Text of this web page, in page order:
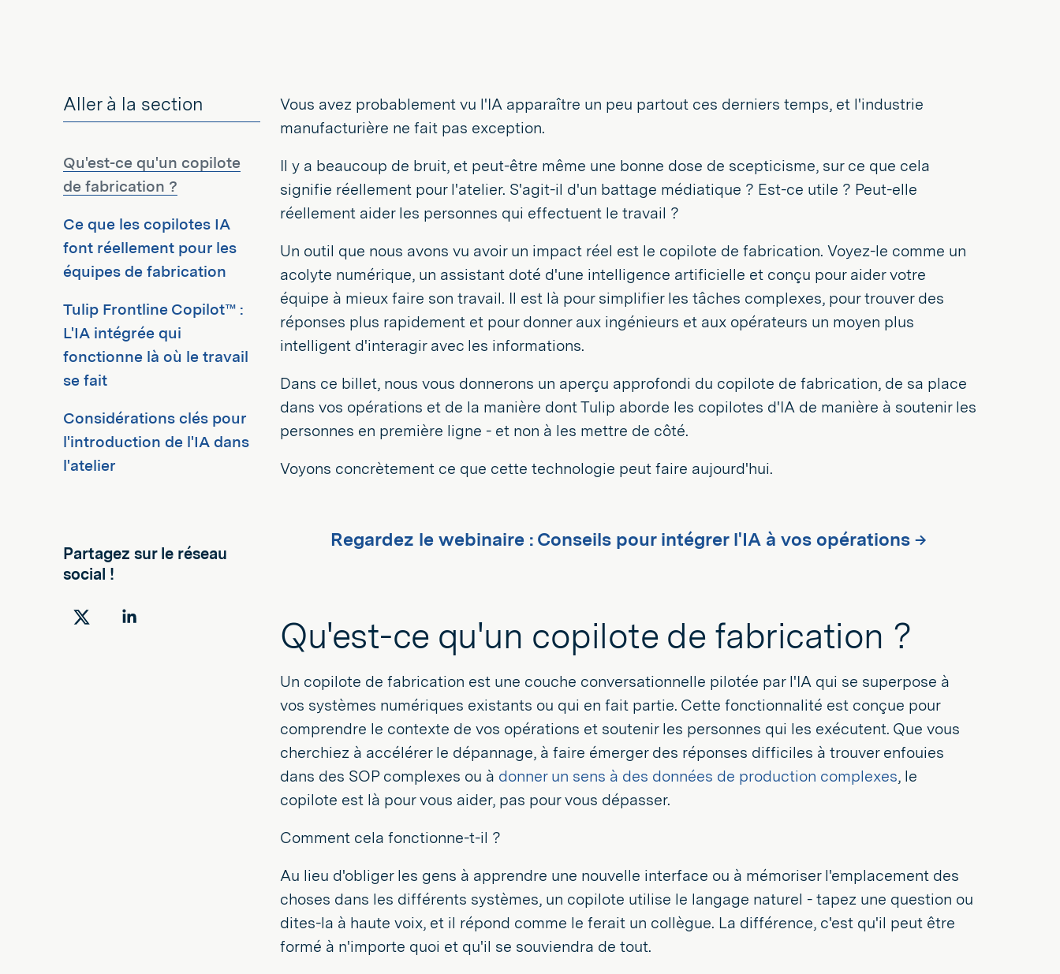
Aller à la section
Qu'est-ce qu'un copilote
de fabrication ?
Ce que les copilotes IA
font réellement pour les
équipes de fabrication
Tulip Frontline Copilot™ :
L'IA intégrée qui
fonctionne là où le travail
se fait
Considérations clés pour
l'introduction de l'IA dans
l'atelier
Partagez sur le réseau
social !
PartagerPartager
Vous avez probablement vu l'IA apparaître un peu partout ces derniers temps, et l'industrie
manufacturière ne fait pas exception.
Il y a beaucoup de bruit, et peut-être même une bonne dose de scepticisme, sur ce que cela
signifie réellement pour l'atelier. S'agit-il d'un battage médiatique ? Est-ce utile ? Peut-elle
réellement aider les personnes qui effectuent le travail ?
Un outil que nous avons vu avoir un impact réel est le copilote de fabrication. Voyez-le comme un
acolyte numérique, un assistant doté d'une intelligence artificielle et conçu pour aider votre
équipe à mieux faire son travail. Il est là pour simplifier les tâches complexes, pour trouver des
réponses plus rapidement et pour donner aux ingénieurs et aux opérateurs un moyen plus
intelligent d'interagir avec les informations.
Dans ce billet, nous vous donnerons un aperçu approfondi du copilote de fabrication, de sa place
dans vos opérations et de la manière dont Tulip aborde les copilotes d'IA de manière à soutenir les
personnes en première ligne - et non à les mettre de côté.
Voyons concrètement ce que cette technologie peut faire aujourd'hui.
Regardez le webinaire : Conseils pour intégrer l'IA à vos opérations →
Qu'est-ce qu'un copilote de fabrication ?
Un copilote de fabrication est une couche conversationnelle pilotée par l'IA qui se superpose à
vos systèmes numériques existants ou qui en fait partie. Cette fonctionnalité est conçue pour
comprendre le contexte de vos opérations et soutenir les personnes qui les exécutent. Que vous
cherchiez à accélérer le dépannage, à faire émerger des réponses difficiles à trouver enfouies
dans des SOP complexes ou à donner un sens à des données de production complexes, le
copilote est là pour vous aider, pas pour vous dépasser.
Comment cela fonctionne-t-il ?
Au lieu d'obliger les gens à apprendre une nouvelle interface ou à mémoriser l'emplacement des
choses dans les différents systèmes, un copilote utilise le langage naturel - tapez une question ou
dites-la à haute voix, et il répond comme le ferait un collègue. La différence, c'est qu'il peut être
formé à n'importe quoi et qu'il se souviendra de tout.